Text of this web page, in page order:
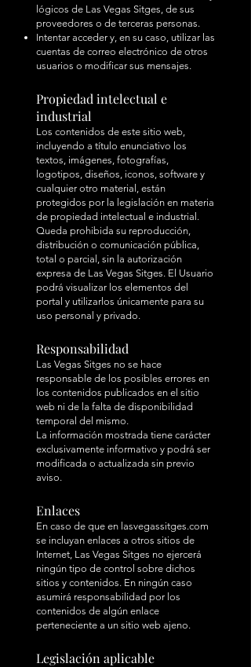
lógicos de Las Vegas Sitges, de sus
proveedores o de terceras personas.
Intentar acceder y, en su caso, utilizar las
cuentas de correo electrónico de otros
usuarios o modificar sus mensajes.
Propiedad intelectual e
industrial
Los contenidos de este sitio web,
incluyendo a título enunciativo los
textos, imágenes, fotografías,
logotipos, diseños, iconos, software y
cualquier otro material, están
protegidos por la legislación en materia
de propiedad intelectual e industrial.
Queda prohibida su reproducción,
distribución o comunicación pública,
total o parcial, sin la autorización
expresa de Las Vegas Sitges. El Usuario
podrá visualizar los elementos del
portal y utilizarlos únicamente para su
uso personal y privado.
Responsabilidad
Las Vegas Sitges no se hace
responsable de los posibles errores en
los contenidos publicados en el sitio
web ni de la falta de disponibilidad
temporal del mismo.
La información mostrada tiene carácter
exclusivamente informativo y podrá ser
modificada o actualizada sin previo
aviso.
Enlaces
En caso de que en lasvegassitges.com
se incluyan enlaces a otros sitios de
Internet, Las Vegas Sitges no ejercerá
ningún tipo de control sobre dichos
sitios y contenidos. En ningún caso
asumirá responsabilidad por los
contenidos de algún enlace
perteneciente a un sitio web ajeno.
Legislación aplicable